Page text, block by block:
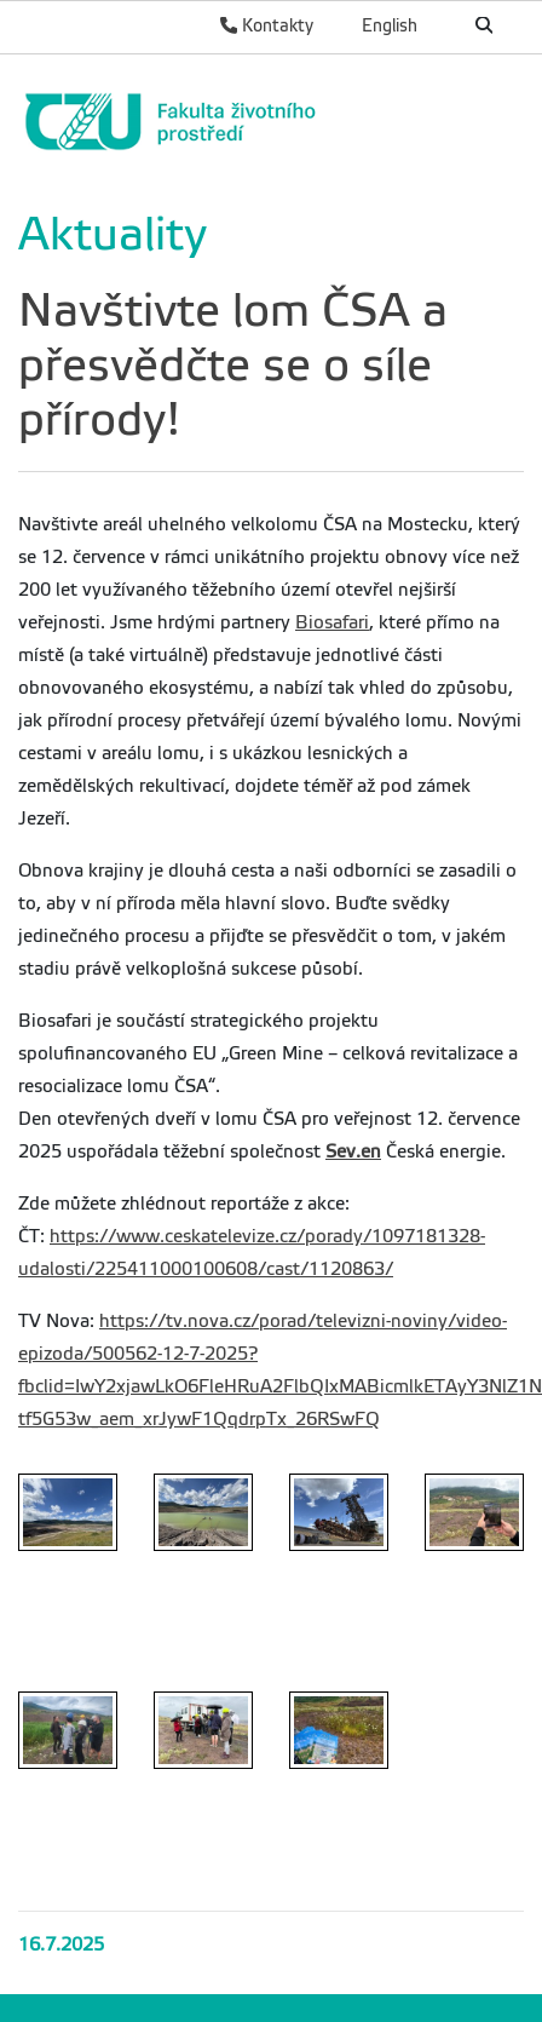
English
Kontakty
Aktuality
Navštivte lom ČSA a
přesvědčte se o síle
přírody!
Navštivte areál uhelného velkolomu ČSA na Mostecku, který
se 12. července v rámci unikátního projektu obnovy více než
200 let využívaného těžebního území otevřel nejširší
veřejnosti. Jsme hrdými partnery Biosafari, které přímo na
místě (a také virtuálně) představuje jednotlivé části
obnovovaného ekosystému, a nabízí tak vhled do způsobu,
jak přírodní procesy přetvářejí území bývalého lomu. Novými
cestami v areálu lomu, i s ukázkou lesnických a
zemědělských rekultivací, dojdete téměř až pod zámek
Jezeří.
Obnova krajiny je dlouhá cesta a naši odborníci se zasadili o
to, aby v ní příroda měla hlavní slovo. Buďte svědky
jedinečného procesu a přijďte se přesvědčit o tom, v jakém
stadiu právě velkoplošná sukcese působí.
Biosafari je součástí strategického projektu
spolufinancovaného EU „Green Mine – celková revitalizace a
resocializace lomu ČSA“.
Den otevřených dveří v lomu ČSA pro veřejnost 12. července
2025 uspořádala těžební společnost Sev.en Česká energie.
Zde můžete zhlédnout reportáže z akce:
ČT: https://www.ceskatelevize.cz/porady/1097181328-
udalosti/225411000100608/cast/1120863/
TV Nova: https://tv.nova.cz/porad/televizni-noviny/video-
epizoda/500562-12-7-2025?
tf5G53w_aem_xrJywF1QqdrpTx_26RSwFQ
16.7.2025